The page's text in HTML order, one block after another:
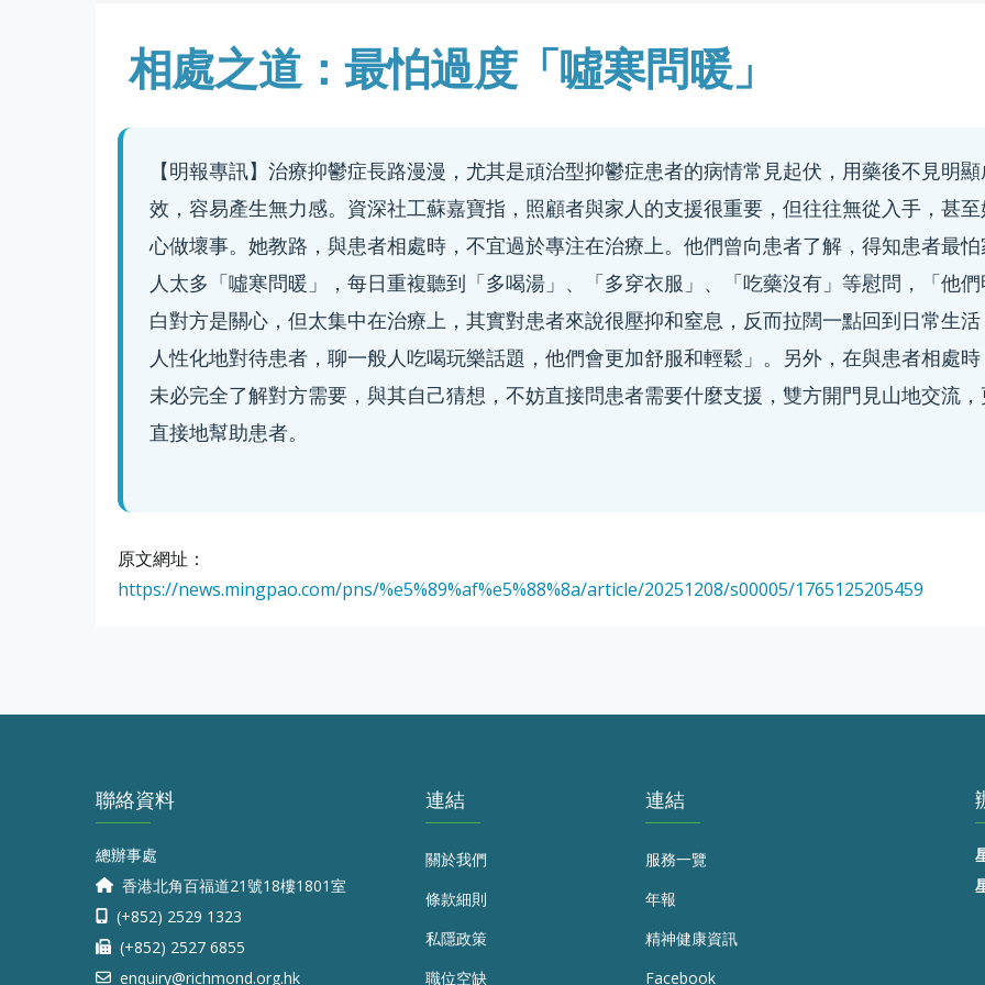
相處之道：最怕過度「噓寒問暖」
【明報專訊】治療抑鬱症長路漫漫，尤其是頑治型抑鬱症患者的病情常見起伏，用藥後不見明
效，容易產生無力感。資深社工蘇嘉寶指，照顧者與家人的支援很重要，但往往無從入手，甚
心做壞事。她教路，與患者相處時，不宜過於專注在治療上。他們曾向患者了解，得知患者最怕
人太多「噓寒問暖」，每日重複聽到「多喝湯」、「多穿衣服」、「吃藥沒有」等慰問，「他們
白對方是關心，但太集中在治療上，其實對患者來說很壓抑和窒息，反而拉闊一點回到日常生活
人性化地對待患者，聊一般人吃喝玩樂話題，他們會更加舒服和輕鬆」。另外，在與患者相處時
未必完全了解對方需要，與其自己猜想，不妨直接問患者需要什麼支援，雙方開門見山地交流，
直接地幫助患者。
原文網址：
https://news.mingpao.com/pns/%e5%89%af%e5%88%8a/article/20251208/s00005/1765125205459
聯絡資料
總辦事處
香港北角百福道21號18樓1801室
(+852) 2529 1323
(+852) 2527 6855
enquiry@richmond.org.hk
連結
關於我們
條款細則
私隱政策
職位空缺
連結
服務一覽
年報
精神健康資訊
Facebook